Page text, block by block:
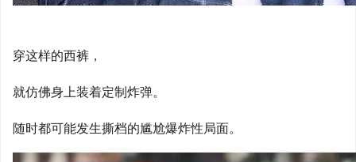
穿这样的西裤，
就仿佛身上装着定制炸弹。
随时都可能发生撕档的尴尬爆炸性局面。